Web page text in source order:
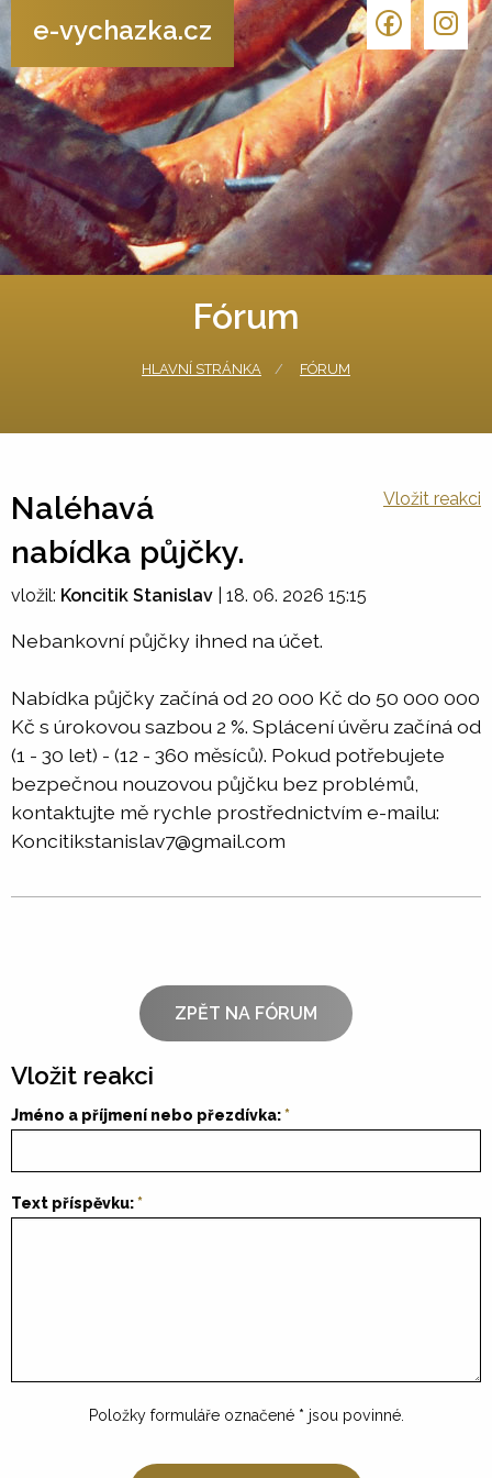
e-vychazka.cz
Fórum
HLAVNÍ STRÁNKA FÓRUM
Naléhavá
nabídka půjčky.
Vložit reakci
vložil: Koncitik Stanislav 18. 06. 2026 15:15
Nebankovní půjčky ihned na účet.
Nabídka půjčky začíná od 20 000 Kč do 50 000 000
Kč s úrokovou sazbou 2 %. Splácení úvěru začíná od
(1 - 30 let) - (12 - 360 měsíců). Pokud potřebujete
bezpečnou nouzovou půjčku bez problémů,
kontaktujte mě rychle prostřednictvím e-mailu:
Koncitikstanislav7@gmail.com
ZPĚT NA FÓRUM
Vložit reakci
Jméno a příjmení nebo přezdívka:
Text příspěvku:
Položky formuláře označené * jsou povinné.